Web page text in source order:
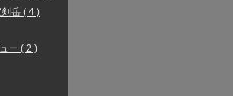
岳 ( 4 )
ー ( 2 )